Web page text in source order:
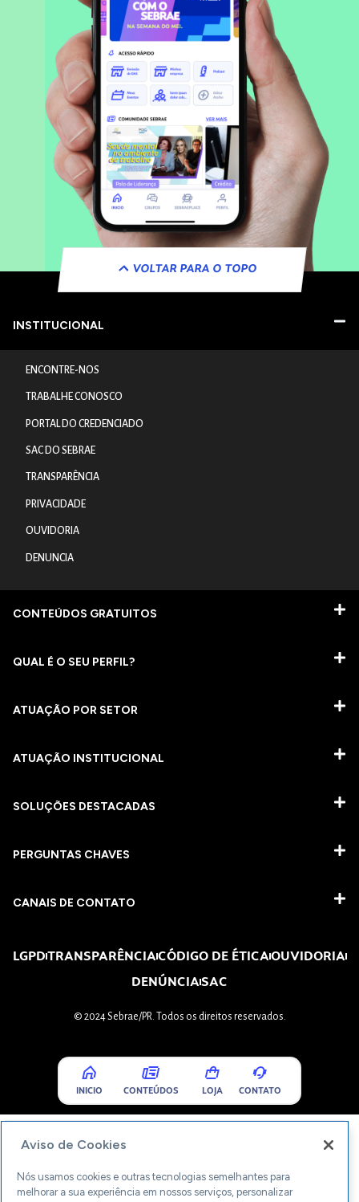
VOLTAR PARA O TOPO
INSTITUCIONAL
ENCONTRE-NOS
TRABALHE CONOSCO
PORTAL DO CREDENCIADO
SAC DO SEBRAE
TRANSPARÊNCIA
PRIVACIDADE
OUVIDORIA
DENUNCIA
CONTEÚDOS GRATUITOS
QUAL É O SEU PERFIL?
ATUAÇÃO POR SETOR
ATUAÇÃO INSTITUCIONAL
SOLUÇÕES DESTACADAS
PERGUNTAS CHAVES​
CANAIS DE CONTATO
LGPDTRANSPARÊNCIACÓDIGO DE ÉTICAOUVIDORIA
DENÚNCIASAC
© 2024 Sebrae/PR. Todos os direitos reservados.
INICIO CONTEÚDOS LOJA CONTATO
Aviso de Cookies
Nós usamos cookies e outras tecnologias semelhantes para
melhorar a sua experiência em nossos serviços, personalizar